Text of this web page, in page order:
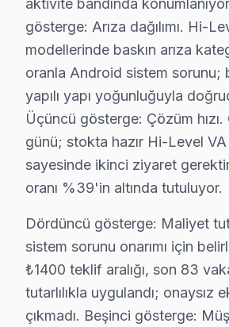
5. Orijinal veya OEM eşdeğer
6. Tüm fonksiyonlar kapsamlı
bu cihaz LED TV Bakım
bu marka görüntüleme
Hi-Level televizyon'niz
Hi-Level güvenilirliği
Hi-Level TV Teknik
Hi-Level televizyonlarınızın
Neden Eyüp'de Hi-Level
Eyüp Hi-Level TV Ekran Anakart
Eyüp'da Hi-Level panel'niz
aktivite bandında
gösterge: Arıza dağılımı. Hi-
modellerinde baskın arıza
oranla Android sistem sorunu;
yapılı yapı yoğunluğuyla
Üçüncü gösterge: Çözüm hızı.
günü; stokta hazır Hi-Level
sayesinde ikinci ziyaret
oranı %39'in altında tutuluyor.
Dördüncü gösterge: Maliyet
sistem sorunu onarımı için
₺1400 teklif aralığı, son 83
tutarlılıkla uygulandı; onaysız
çıkmadı. Beşinci gösterge: